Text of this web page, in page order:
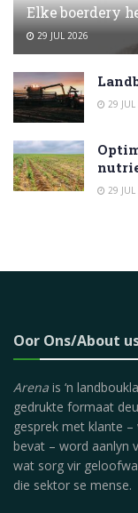
Elke boerdery
29 JUL 2026
29
29
Oor Ons/About
Arena is ‘n
gedrukte formaat
gesprek met klante
bevat – word aanlyn
wat sorg vir
die sektor se mense.